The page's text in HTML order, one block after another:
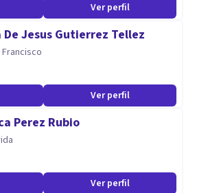
Ver perfil
De Jesus Gutierrez Tellez
Francisco
Ver perfil
Perez Rubio
Ver perfil